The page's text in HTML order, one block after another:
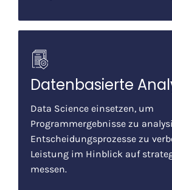
Datenbasierte
Data Science einsetzen, um
Programmergebnisse zu
Entscheidungsprozesse zu
Leistung im Hinblick auf
messen.